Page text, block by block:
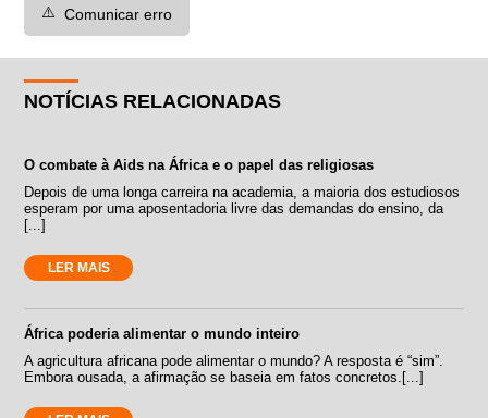
⚠️ Comunicar erro
NOTÍCIAS RELACIONADAS
O combate à Aids na África e o papel das religiosas
Depois de uma longa carreira na academia, a maioria dos estudiosos
esperam por uma aposentadoria livre das demandas do ensino, da
[...]
LER MAIS
África poderia alimentar o mundo inteiro
A agricultura africana pode alimentar o mundo? A resposta é “sim”.
Embora ousada, a afirmação se baseia em fatos concretos.[...]